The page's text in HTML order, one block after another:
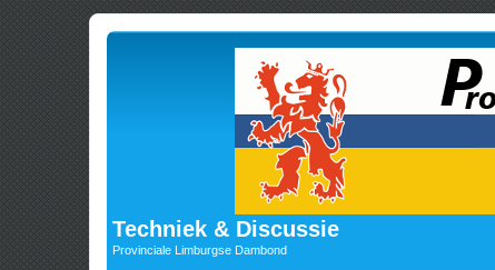
Techniek & Discussie
Provinciale Limburgse Dambond